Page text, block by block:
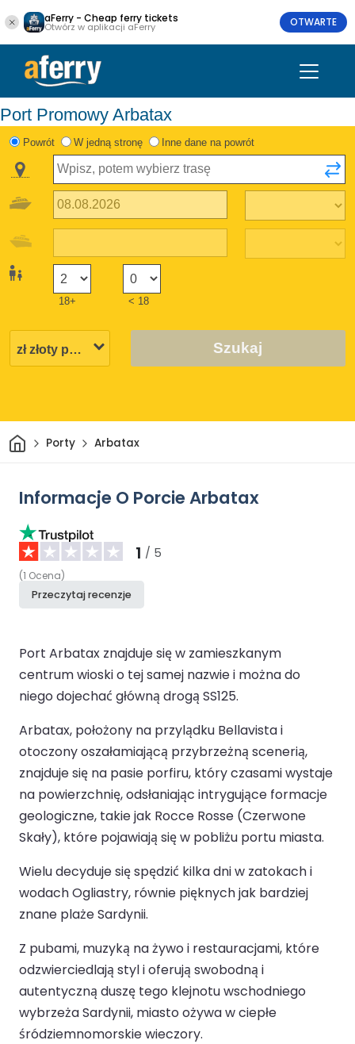
aFerry - Cheap ferry tickets
Otwórz w aplikacji aFerry OTWARTE
Port Promowy Arbatax
Powrót W jedną stronę Inne dane na powrót
18+ < 18
Szukaj
DomPorty Arbatax
Informacje O Porcie Arbatax
1 / 5
(1 Ocena)
Przeczytaj recenzje
Port Arbatax znajduje się w zamieszkanym
centrum wioski o tej samej nazwie i można do
niego dojechać główną drogą SS125.
Arbatax, położony na przylądku Bellavista i
otoczony oszałamiającą przybrzeżną scenerią,
znajduje się na pasie porfiru, który czasami wystaje
na powierzchnię, odsłaniając intrygujące formacje
geologiczne, takie jak Rocce Rosse (Czerwone
Skały), które pojawiają się w pobliżu portu miasta.
Wielu decyduje się spędzić kilka dni w zatokach i
wodach Ogliastry, równie pięknych jak bardziej
znane plaże Sardynii.
Z pubami, muzyką na żywo i restauracjami, które
odzwierciedlają styl i oferują swobodną i
autentyczną duszę tego klejnotu wschodniego
wybrzeża Sardynii, miasto ożywa w ciepłe
śródziemnomorskie wieczory.